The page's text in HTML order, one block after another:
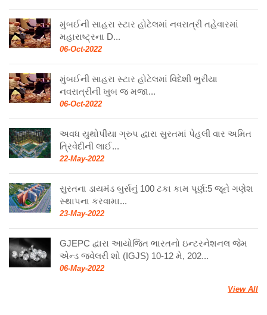
મુંબઈની સાહરા સ્ટાર હોટેલમાં નવરાત્રી તહેવારમાં
મહારાષ્ટ્રના D...
06-Oct-2022
મુંબઈની સાહરા સ્ટાર હોટેલમાં વિદેશી ભુરીયા
નવરાત્રીની ખુબ જ મજા...
06-Oct-2022
અવધ યુથોપીયા ગ્રુપ દ્વારા સુરતમાં પેહલી વાર અમિત
ત્રિવેદીની લાઈ...
22-May-2022
સુરતના ડાયમંડ બુર્સનું 100 ટકા કામ પૂર્ણ:5 જૂને ગણેશ
સ્થાપના કરવામા...
23-May-2022
GJEPC દ્વારા આયોજિત ભારતનો ઇન્ટરનેશનલ જેમ
એન્ડ જ્વેલરી શો (IGJS) 10-12 મે, 202...
06-May-2022
View All